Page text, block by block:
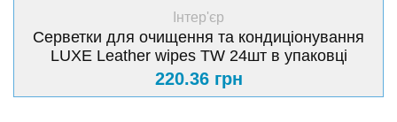
+ Купити
Інтер'єр
Серветки для очищення та кондиціонування
LUXE Leather wipes TW 24шт в упаковці
220.36 грн